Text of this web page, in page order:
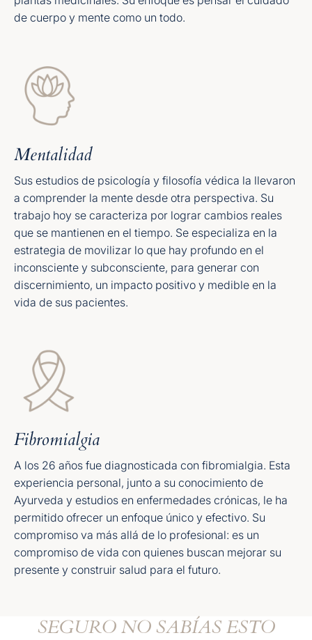
de cuerpo y mente como un todo.
Mentalidad
Sus estudios de psicología y filosofía védica la llevaron
a comprender la mente desde otra perspectiva. Su
trabajo hoy se caracteriza por lograr cambios reales
que se mantienen en el tiempo. Se especializa en la
estrategia de movilizar lo que hay profundo en el
inconsciente y subconsciente, para generar con
discernimiento, un impacto positivo y medible en la
vida de sus pacientes.
Fibromialgia
A los 26 años fue diagnosticada con fibromialgia. Esta
experiencia personal, junto a su conocimiento de
Ayurveda y estudios en enfermedades crónicas, le ha
permitido ofrecer un enfoque único y efectivo. Su
compromiso va más allá de lo profesional: es un
compromiso de vida con quienes buscan mejorar su
presente y construir salud para el futuro.
SEGURO NO SABÍAS ESTO